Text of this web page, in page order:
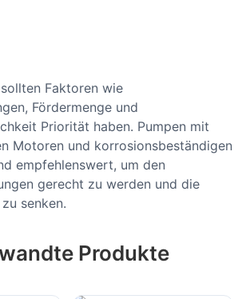
Faktoren wie
Fördermenge und
Priorität haben. Pumpen mit
Motoren und korrosionsbeständigen
empfehlenswert, um den
gerecht zu werden und die
senken.
Produkte